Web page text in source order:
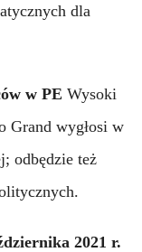
dla
w PE Wysoki
Grand wygłosi w
odbędzie też
2021 r.